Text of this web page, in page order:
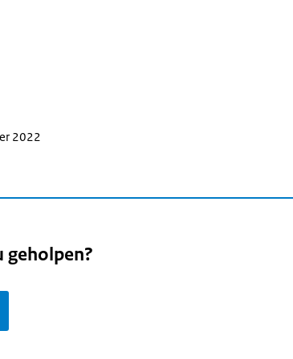
2022
geholpen?